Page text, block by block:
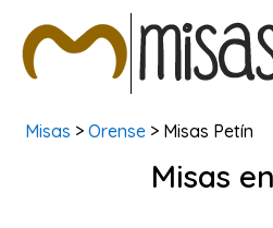
BUSCAR MISAS
Misas > Orense > Misas Petín
Misas